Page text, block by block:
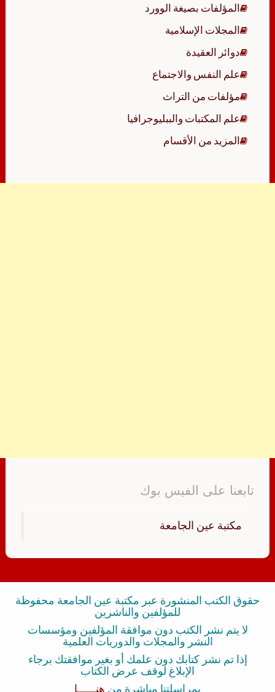
المؤلفات بصيغة الوورد
المجلات الإسلامية
دوائر العقيدة
علم النفس والاجتماع
مؤلفات من التراث
علم المكتبات والببليوجرافيا
المزيد من الأقسام
تابعنا على الفيس بوك
‏مكتبة عين الجامعة‏
حقوق الكتب المنشورة عبر مكتبة عين الجامعة محفوظة
للمؤلفين والناشرين
لا يتم نشر الكتب دون موافقة المؤلفين ومؤسسات
النشر والمجلات والدوريات العلمية
إذا تم نشر كتابك دون علمك أو بغير موافقتك برجاء
الإبلاغ لوقف عرض الكتاب
بمراسلتنا مباشرة من هنــــــا